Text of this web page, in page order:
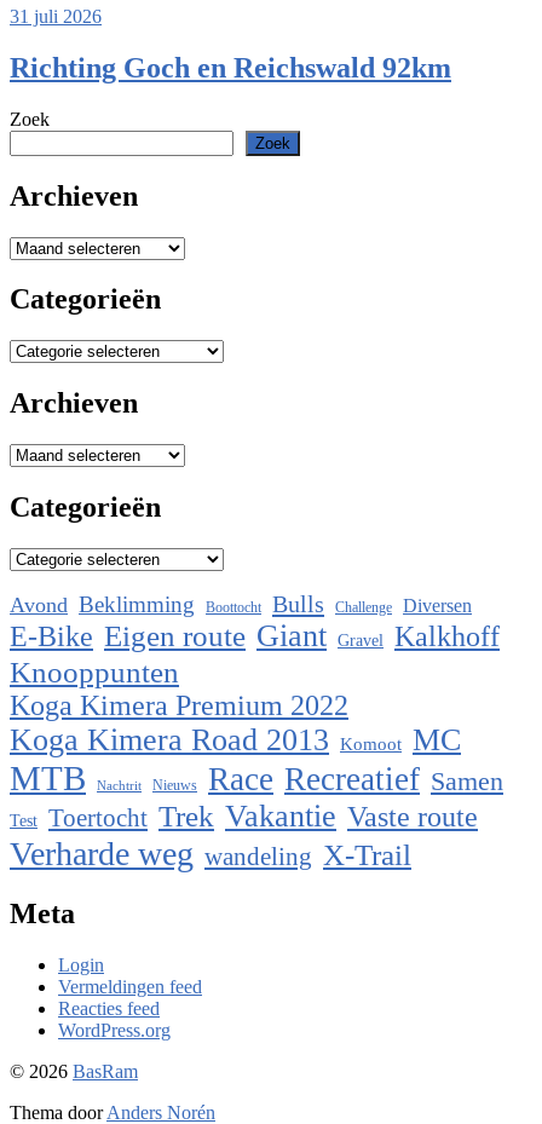
31 juli 2026
Richting Goch en Reichswald 92km
Zoek
Zoek
Archieven
Archieven
Categorieën
Categorieën
Archieven
Archieven
Categorieën
Categorieën
Avond Beklimming Boottocht Bulls Challenge Diversen
E-Bike Eigen route Giant Gravel Kalkhoff
Knooppunten
Koga Kimera Premium 2022
Koga Kimera Road 2013 Komoot MC
MTB Nachtrit Nieuws Race Recreatief Samen
Test Toertocht Trek Vakantie Vaste route
Verharde weg wandeling X-Trail
Meta
Login
Vermeldingen feed
Reacties feed
WordPress.org
© 2026 BasRam
Thema doorAnders Norén